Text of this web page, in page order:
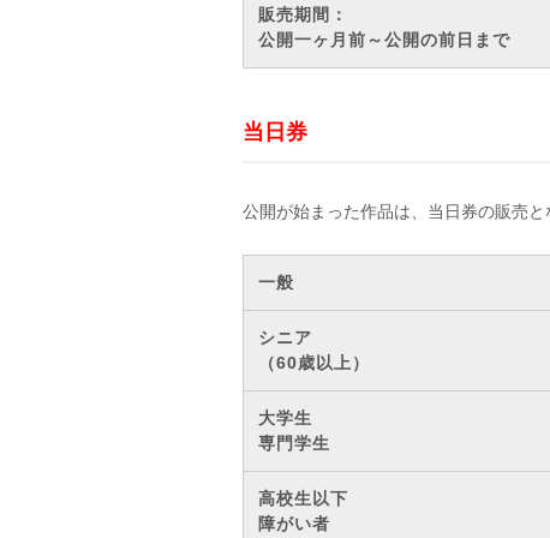
販売期間：
公開一ヶ月前～公開の前日まで
当日券
公開が始まった作品は、当日券の販売
一般
シニア
（60歳以上）
大学生
専門学生
高校生以下
障がい者